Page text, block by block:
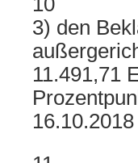
3) den
11.491,71